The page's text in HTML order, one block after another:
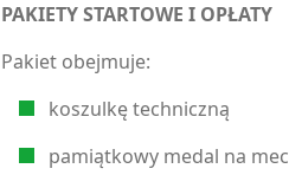
PAKIETY STARTOWE I OPŁATY
Pakiet obejmuje:
koszulkę techniczną
pamiątkowy medal na